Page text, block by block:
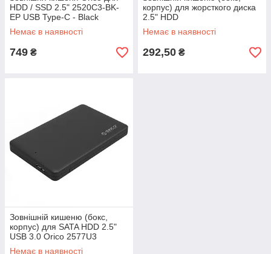
HDD / SSD 2.5" 2520C3-BK-
EP USB Type-C - Black
Немає в наявності
749 ₴
корпус) для жорсткого диска
2.5" HDD
Немає в наявності
292,50 ₴
Зовнішній кишеню (бокс,
корпус) для SATA HDD 2.5"
USB 3.0 Orico 2577U3
Немає в наявності